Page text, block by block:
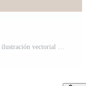
jugador de golf vintage dibujado a mano ilustración vectorial Pro Vector y Pro SVG